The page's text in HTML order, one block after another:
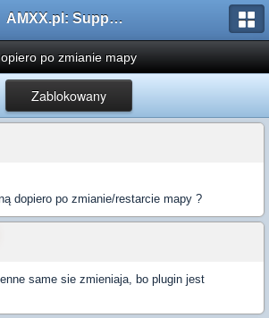
AMXX.pl: Support AMX Mod X i SourceMod
po zmianie mapy
Zablokowany
dopiero po zmianie/restarcie mapy ?
same sie zmieniaja, bo plugin jest